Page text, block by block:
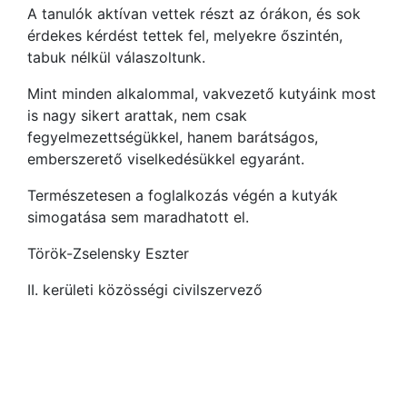
A tanulók aktívan vettek részt az órákon, és sok
érdekes kérdést tettek fel, melyekre őszintén,
tabuk nélkül válaszoltunk.
Mint minden alkalommal, vakvezető kutyáink most
is nagy sikert arattak, nem csak
fegyelmezettségükkel, hanem barátságos,
emberszerető viselkedésükkel egyaránt.
Természetesen a foglalkozás végén a kutyák
simogatása sem maradhatott el.
Török-Zselensky Eszter
II. kerületi közösségi civilszervező